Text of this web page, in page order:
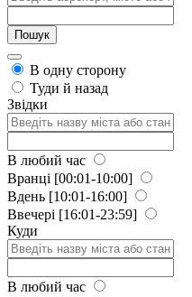
В одну сторону
Туди й назад
Звідки
В любий час
Вранці [00:01-10:00]
Вдень [10:01-16:00]
Ввечері [16:01-23:59]
Куди
В любий час